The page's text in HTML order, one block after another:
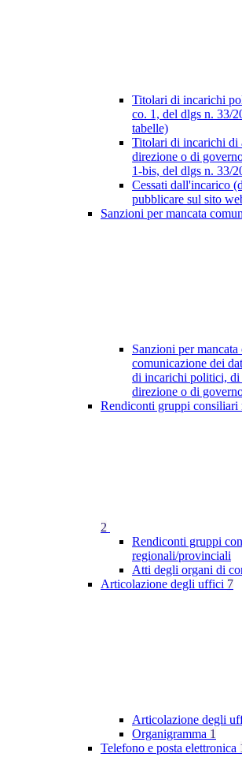
Titolari di incarichi
co. 1, del dlgs n. 33/
tabelle)
Titolari di incarichi di
direzione o di
1-bis, del dlgs n. 33/
Cessati dall'incarico
pubblicare sul sito
Sanzioni per mancata
Sanzioni per
comunicazione dei
di incarichi politici, di
direzione o di
Rendiconti gruppi
2
Rendiconti gruppi
regionali/provinciali
Atti degli organi di
Articolazione degli uffici 7
Articolazione degli
Organigramma 1
Telefono e posta elettronica